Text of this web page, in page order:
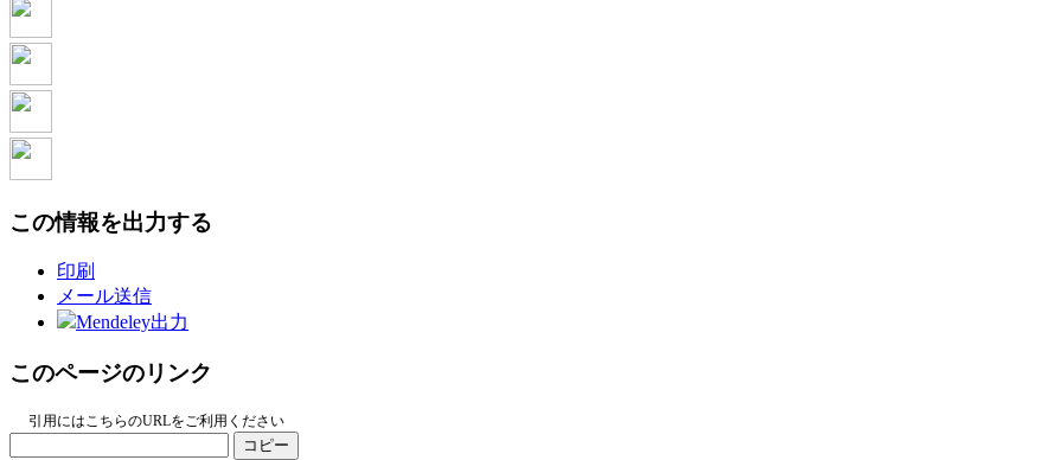
この情報を出力する
印刷
メール送信
Mendeley出力
このページのリンク
引用にはこちらのURLをご利用ください
コピー